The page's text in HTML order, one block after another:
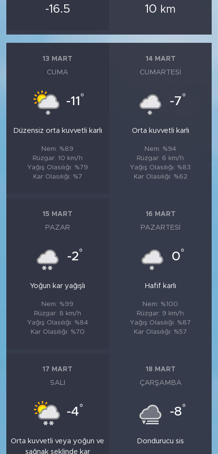
-16.5 10 km
13 MART
CUMA
-11 °
Düzensiz orta kuvvetli karlı
Nem: %89
Rüzgar: 10 km/h
Yağış Olasılığı: %79
Kar Olasılığı: %7
14 MART
CUMARTESI
-7°
Orta kuvvetli karlı
Nem: %94
Rüzgar: 6 km/h
Yağış Olasılığı: %83
Kar Olasılığı: %62
15 MART
PAZAR
-2°
Yoğun kar yağışlı
Nem: %99
Rüzgar: 8 km/h
Yağış Olasılığı: %84
Kar Olasılığı: %70
16 MART
PAZARTESI
0°
Hafif karlı
Nem: %100
Rüzgar: 9 km/h
Yağış Olasılığı: %87
Kar Olasılığı: %57
17 MART
SALI
-4°
Orta kuvvetli veya yoğun ve
sağnak şeklinde kar
18 MART
ÇARŞAMBA
-8°
Dondurucu sis